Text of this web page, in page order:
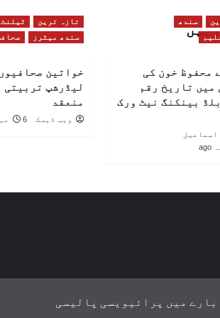
سندھ
محفوظ خون کی
میں تاریخ رقم
بینکنگ نیٹ ورک
اسماعیل
تازہ ترین ٹیلنٹ
سندھ میٹرز
خواتین
لیڈرشپ تربیتی
منعقد
ویب ڈیسک 6 مہینے ago
بارے میں پرائیویسی پالیسی